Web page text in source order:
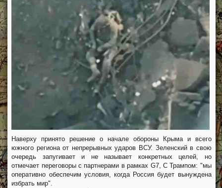
Наверху принято решение о начале обороны Крыма и всего
южного региона от непрерывных ударов ВСУ. Зеленский в свою
очередь запугивает и не называет конкретных целей, но
отмечает переговоры с партнерами в рамках G7, С Трампом: "мы
оперативно обеспечим условия, когда Россия будет вынуждена
избрать мир".